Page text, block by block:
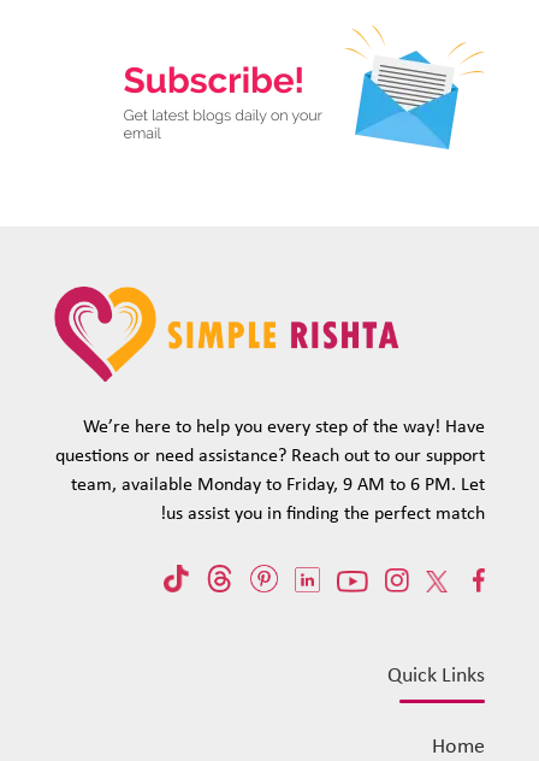
We’re here to help you every step of the way! Have
questions or need assistance? Reach out to our support
team, available Monday to Friday, 9 AM to 6 PM. Let
us assist you in finding the perfect match!
Quick Links
Home